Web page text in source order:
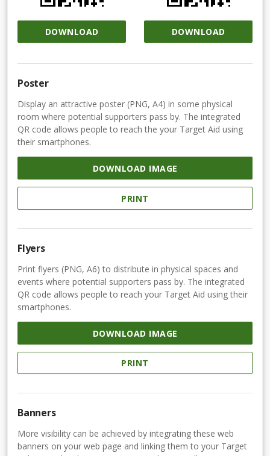
DOWNLOAD DOWNLOAD
Poster
Display an attractive poster (PNG, A4) in some physical
room where potential supporters pass by. The integrated
QR code allows people to reach the your Target Aid using
their smartphones.
DOWNLOAD IMAGE
PRINT
Flyers
Print flyers (PNG, A6) to distribute in physical spaces and
events where potential supporters pass by. The integrated
QR code allows people to reach your Target Aid using their
smartphones.
DOWNLOAD IMAGE
PRINT
Banners
More visibility can be achieved by integrating these web
banners on your web page and linking them to your Target